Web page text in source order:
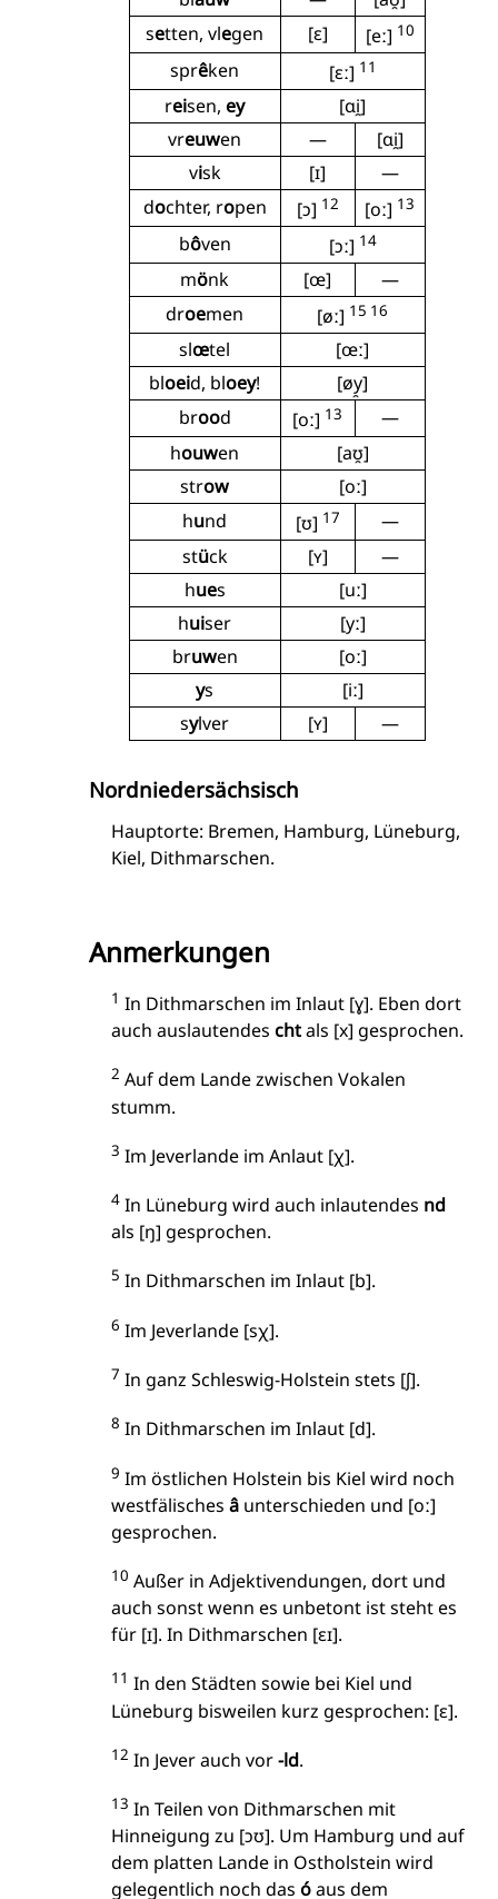
setten, vlegen [ɛ] [eː] 10
sprêken [ɛː] 11
reisen, ey
[ɑi̯]
vreuwen —
[ɑi̯]
visk [ɪ]
—
dochter, ropen [ɔ] 12 [oː] 13
bôven [ɔː] 14
mönk [œ]
—
droemen [øː] 15 16
slœtel
[œː]
bloeid, bloey!
[øy̯]
brood [oː] 13
—
houwen
[aʊ̯]
strow
[oː]
hund [ʊ] 17
—
stück [ʏ]
—
hues
[uː]
huiser
[yː]
bruwen
[oː]
ys
[iː]
sylver [ʏ] —
Nordniedersächsisch
Hauptorte: Bremen, Hamburg, Lüneburg,
Kiel, Dithmarschen.
Anmerkungen
1 In Dithmarschen im Inlaut [ɣ]. Eben dort
auch auslautendes chtals [x] gesprochen.
2 Auf dem Lande zwischen Vokalen
stumm.
3 Im Jeverlande im Anlaut [χ].
4 In Lüneburg wird auch inlautendes nd
als [ŋ] gesprochen.
5 In Dithmarschen im Inlaut [b].
6 Im Jeverlande [sχ].
7 In ganz Schleswig-Holstein stets [ʃ].
8 In Dithmarschen im Inlaut [d].
9 Im östlichen Holstein bis Kiel wird noch
westfälisches â unterschieden und [oː]
gesprochen.
10 Außer in Adjektivendungen, dort und
auch sonst wenn es unbetont ist steht es
für [ɪ]. In Dithmarschen [ɛɪ].
11 In den Städten sowie bei Kiel und
Lüneburg bisweilen kurz gesprochen: [ɛ].
12 In Jever auch vor-ld.
13 In Teilen von Dithmarschen mit
Hinneigung zu [ɔʊ]. Um Hamburg und auf
dem platten Lande in Ostholstein wird
gelegentlich noch das óaus dem